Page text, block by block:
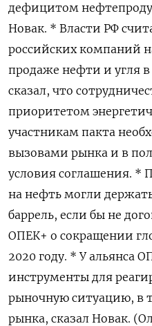
дефицитом
Новак. * Власти РФ
российских компаний
продаже нефти и угля
сказал, что
приоритетом
участникам пакта
вызовами рынка и в
условия соглашения. *
на нефть могли
баррель, если бы не
ОПЕК+ о сокращении
2020 году. * У альянса
инструменты для
рыночную ситуацию, в
рынка, сказал Новак.